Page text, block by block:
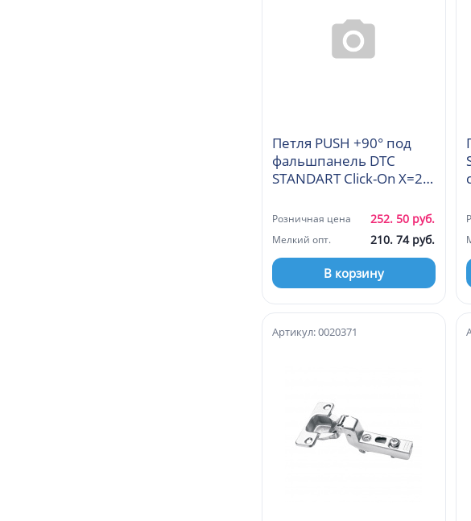
Петля PUSH +90° под
фальшпанель DTC
STANDART Click-On X=21,
Розничная цена 252. 50 руб.
Мелкий опт. 210. 74 руб.
В корзину
Артикул: 0020371